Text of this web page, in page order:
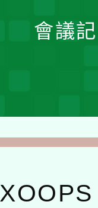
會議
XOOPS